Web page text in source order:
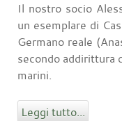
Il nostro socio
un esemplare di
Germano reale
secondo addirittura
marini.
Leggi tutto...